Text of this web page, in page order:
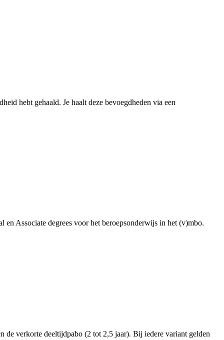
hebt gehaald. Je haalt deze bevoegdheden via een
en Associate degrees voor het beroepsonderwijs in het (v)mbo.
de verkorte deeltijdpabo (2 tot 2,5 jaar). Bij iedere variant gelden